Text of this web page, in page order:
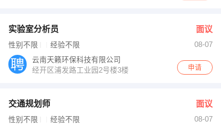
实验室分析员 面议
性别不限 经验不限
08-07
云南天籁环保科技有限公司
经开区浦发路工业园2号楼3楼
申请
交通规划师 面议
性别不限 经验不限
08-07